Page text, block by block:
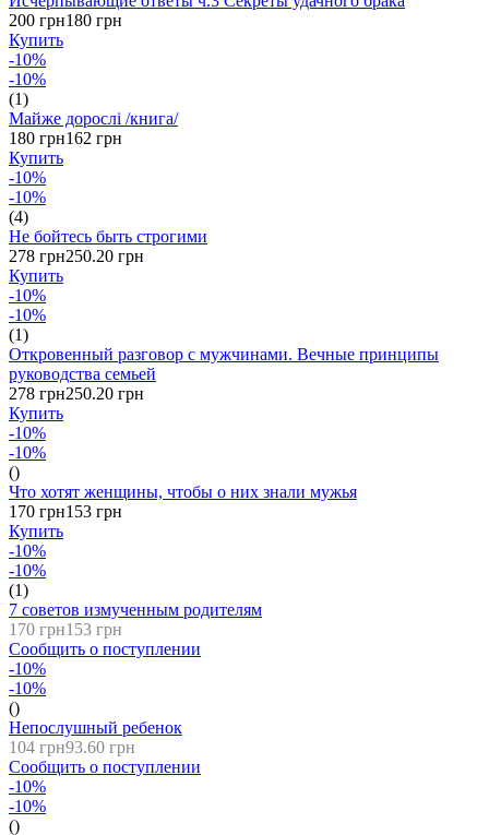
200 грн180 грн
Купить
-10%
-10%
(1)
Майже дорослі /книга/
180 грн162 грн
Купить
-10%
-10%
(4)
Не бойтесь быть строгими
278 грн250.20 грн
Купить
-10%
-10%
(1)
Откровенный разговор с мужчинами. Вечные принципы
руководства семьей
278 грн250.20 грн
Купить
-10%
-10%
()
Что хотят женщины, чтобы о них знали мужья
170 грн153 грн
Купить
-10%
-10%
(1)
7 советов измученным родителям
170 грн153 грн
Сообщить о поступлении
-10%
-10%
()
Непослушный ребенок
104 грн93.60 грн
Сообщить о поступлении
-10%
-10%
()